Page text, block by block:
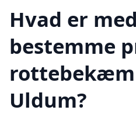
Hvad er
bestemme
Uldum?